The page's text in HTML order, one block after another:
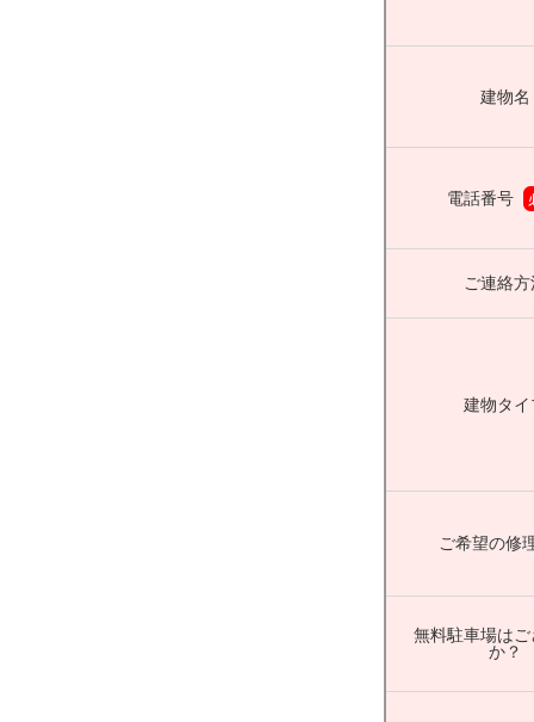
建物名
電話番号
ご連絡方
建物タイ
ご希望の修
無料駐車場は
か？